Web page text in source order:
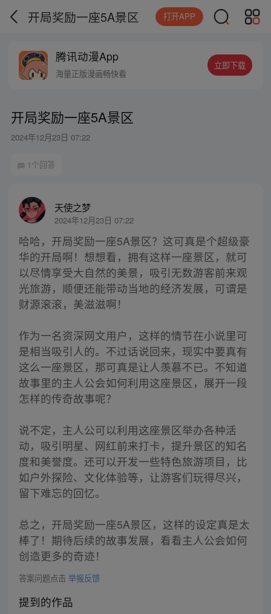
开局奖励一座5A景区 打开APP
腾讯动漫App
海量正版漫画畅快看
立即下载
开局奖励一座5A景区
2024年12月23日 07:22
1个回答
天使之梦
2024年12月23日 07:22
哈哈，开局奖励一座5A景区？这可真是个超级豪
华的开局啊！想想看，拥有这样一座景区，就可
以尽情享受大自然的美景，吸引无数游客前来观
光旅游，顺便还能带动当地的经济发展，可谓是
财源滚滚，美滋滋啊！
作为一名资深网文用户，这样的情节在小说里可
是相当吸引人的。不过话说回来，现实中要真有
这么一座景区，那可真是让人羡慕不已。不知道
故事里的主人公会如何利用这座景区，展开一段
怎样的传奇故事呢？
说不定，主人公可以利用这座景区举办各种活
动，吸引明星、网红前来打卡，提升景区的知名
度和美誉度。还可以开发一些特色旅游项目，比
如户外探险、文化体验等，让游客们玩得尽兴，
留下难忘的回忆。
总之，开局奖励一座5A景区，这样的设定真是太
棒了！期待后续的故事发展，看看主人公会如何
创造更多的奇迹！
答案问题点击 举报反馈
提到的作品